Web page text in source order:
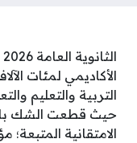
الأكاديمي لمئات
التربية والتعليم
حيث قطعت الشك
الامتقانية